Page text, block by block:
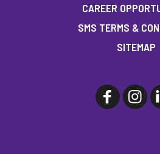
CAREER
SMS TERMS &
SITEMAP